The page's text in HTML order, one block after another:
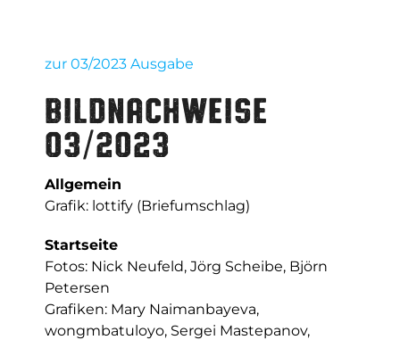
zur 03/2023 Ausgabe
Bildnachweise
03/2023
Allgemein
Grafik: lottify (Briefumschlag)
Startseite
Fotos: Nick Neufeld, Jörg Scheibe, Björn
Petersen
Grafiken: Mary Naimanbayeva,
wongmbatuloyo, Sergei Mastepanov,